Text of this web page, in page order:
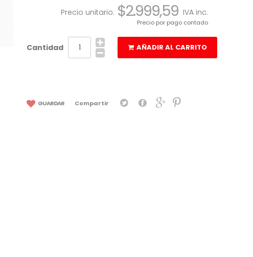
Precio unitario: $2.999,59 IVA inc.
Precio por pago contado
Cantidad AÑADIR AL CARRITO
GUARDAR Compartir